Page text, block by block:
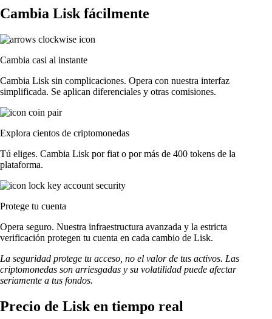
Cambia Lisk fácilmente
Cambia casi al instante
Cambia Lisk sin complicaciones. Opera con nuestra interfaz
simplificada. Se aplican diferenciales y otras comisiones.
Explora cientos de criptomonedas
Tú eliges. Cambia Lisk por fiat o por más de 400 tokens de la
plataforma.
Protege tu cuenta
Opera seguro. Nuestra infraestructura avanzada y la estricta
verificación protegen tu cuenta en cada cambio de Lisk.
La seguridad protege tu acceso, no el valor de tus activos. Las
criptomonedas son arriesgadas y su volatilidad puede afectar
seriamente a tus fondos.
Precio de Lisk en tiempo real